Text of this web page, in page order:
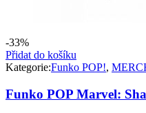
-33%
Přidat do košíku
Kategorie:Funko POP!,
Funko POP Marvel: